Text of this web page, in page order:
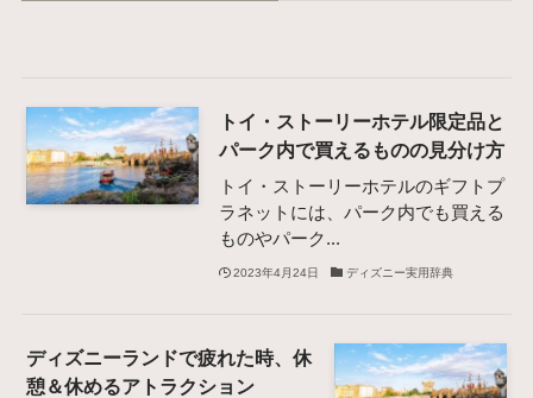
トイ・ストーリーホテル限定品と
パーク内で買えるものの見分け方
トイ・ストーリーホテルのギフトプ
ラネットには、パーク内でも買える
ものやパーク...
2023年4月24日 ディズニー実用辞典
ディズニーランドで疲れた時、休
憩＆休めるアトラクション